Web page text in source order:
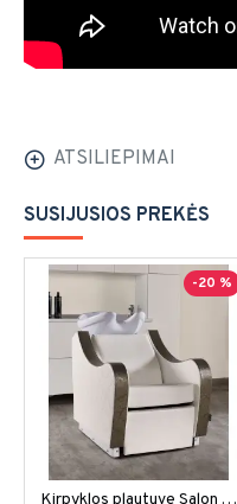
ATSILIEPIMAI
SUSIJUSIOS PREKĖS
-20 %
Kirpyklos plautuve Salon Ambience Gravity